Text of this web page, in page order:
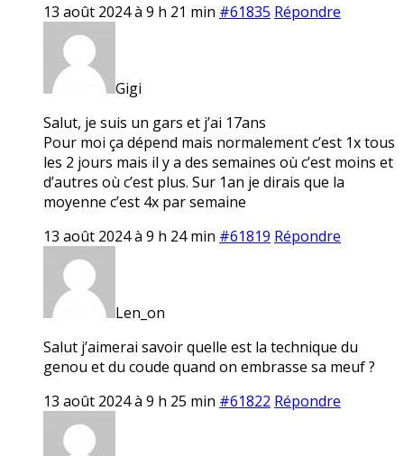
13 août 2024 à 9 h 21 min #61835 Répondre
Gigi
Salut, je suis un gars et j’ai 17ans
Pour moi ça dépend mais normalement c’est 1x tous
les 2 jours mais il y a des semaines où c’est moins et
d’autres où c’est plus. Sur 1an je dirais que la
moyenne c’est 4x par semaine
13 août 2024 à 9 h 24 min #61819 Répondre
Len_on
Salut j’aimerai savoir quelle est la technique du
genou et du coude quand on embrasse sa meuf ?
13 août 2024 à 9 h 25 min #61822 Répondre